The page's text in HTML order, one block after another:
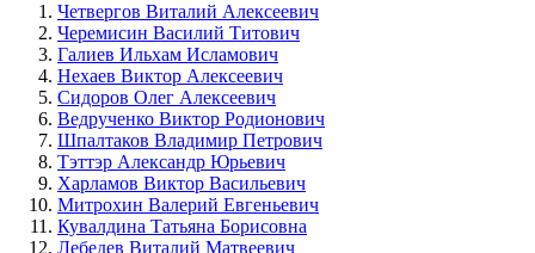
Четвергов Виталий Алексеевич
Черемисин Василий Титович
Галиев Ильхам Исламович
Нехаев Виктор Алексеевич
Сидоров Олег Алексеевич
Ведрученко Виктор Родионович
Шпалтаков Владимир Петрович
Тэттэр Александр Юрьевич
Харламов Виктор Васильевич
Митрохин Валерий Евгеньевич
Кувалдина Татьяна Борисовна
Лебедев Виталий Матвеевич